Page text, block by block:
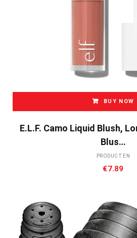
BUY NOW
E.l.f. Camo Liquid Blush,
Blus…
PRODUCTEN
€7.89